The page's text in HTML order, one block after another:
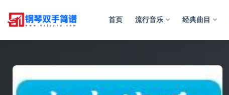
首页 流行音乐 经典曲目